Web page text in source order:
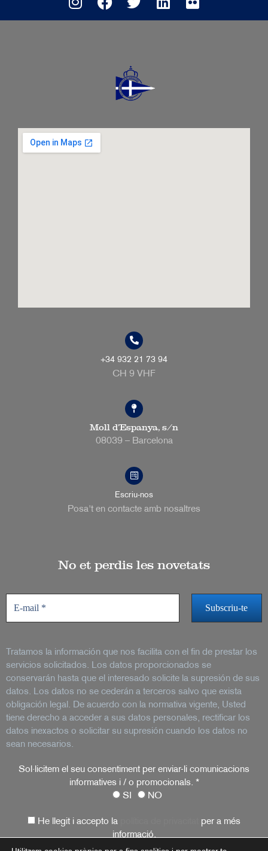
+34 932 21 73 94
CH 9 VHF
Moll d’Espanya, s/n
08039 – Barcelona
Escriu-nos
Posa't en contacte amb nosaltres
No et perdis les novetats
Tratamos la información que nos facilita con el fin de prestar los
servicios solicitados. Los datos proporcionados se
conservarán hasta que el interesado solicite la supresión de sus
datos. Los datos no se cederán a terceros salvo que exista
obligación legal. De acuerdo con la normativa vigente, Usted
tiene derecho a acceder a sus datos personales, rectificar los
datos inexactos o solicitar su supresión cuando los datos no
sean necesarios.
Sol·licitem el seu consentiment per enviar-li comunicacions
informatives i / o promocionals. *
SI
NO
He llegit i accepto la
per a més
informació.